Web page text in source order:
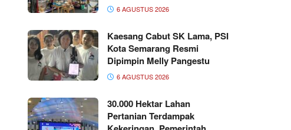
6 AGUSTUS 2026
Kaesang Cabut SK Lama, PSI
Kota Semarang Resmi
Dipimpin Melly Pangestu
6 AGUSTUS 2026
30.000 Hektar Lahan
Pertanian Terdampak